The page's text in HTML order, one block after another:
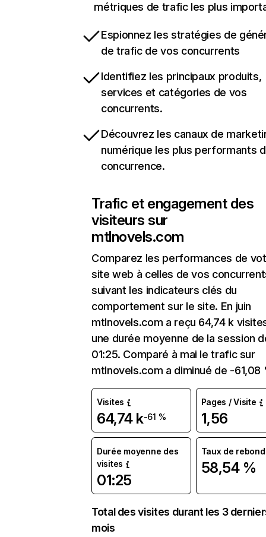
métriques de trafic les plus
Espionnez les stratégies de
de trafic de vos concurrents
Identifiez les principaux produits,
services et catégories de vos
concurrents.
Découvrez les canaux de
numérique les plus performants
concurrence.
Trafic et engagement des
visiteurs sur
mtlnovels.com
Comparez les performances de
site web à celles de vos
suivant les indicateurs clés du
comportement sur le site. En juin
mtlnovels.com a reçu 64,74 k
une durée moyenne de la session
01:25. Comparé à mai le trafic sur
mtlnovels.com a diminué de -61,08
Visites
64,74 k-61 %
Pages / Visite
1,56
Durée moyenne des
visites
01:25
Taux de rebond
58,54 %
Total des visites durant les 3
mois